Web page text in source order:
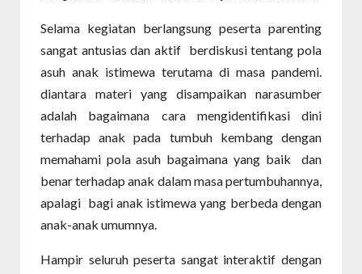
Selama kegiatan berlangsung peserta parenting
sangat antusias dan aktif berdiskusi tentang pola
asuh anak istimewa terutama di masa pandemi.
diantara materi yang disampaikan narasumber
adalah bagaimana cara mengidentifikasi dini
terhadap anak pada tumbuh kembang dengan
memahami pola asuh bagaimana yang baik dan
benar terhadap anak dalam masa pertumbuhannya,
apalagi bagi anak istimewa yang berbeda dengan
anak-anak umumnya.
Hampir seluruh peserta sangat interaktif dengan